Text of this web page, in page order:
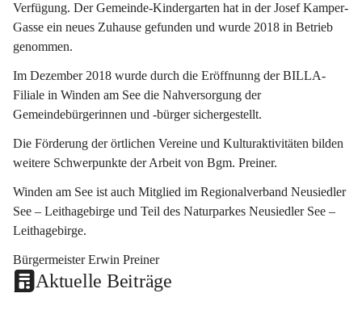
Verfügung. Der Gemeinde-Kindergarten hat in der Josef Kamper-
Gasse ein neues Zuhause gefunden und wurde 2018 in Betrieb
genommen.
Im Dezember 2018 wurde durch die Eröffnunng der BILLA-
Filiale in Winden am See die Nahversorgung der
Gemeindebürgerinnen und -bürger sichergestellt.
Die Förderung der örtlichen Vereine und Kulturaktivitäten bilden
weitere Schwerpunkte der Arbeit von Bgm. Preiner.
Winden am See ist auch Mitglied im Regionalverband Neusiedler
See – Leithagebirge und Teil des Naturparkes Neusiedler See –
Leithagebirge.
Bürgermeister Erwin Preiner
Aktuelle Beiträge